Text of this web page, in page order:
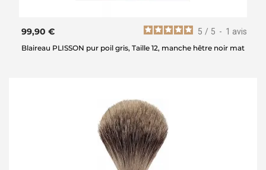
5 / 5 - 1 avis
99,90 €
Blaireau PLISSON pur poil gris, Taille 12, manche hêtre noir mat